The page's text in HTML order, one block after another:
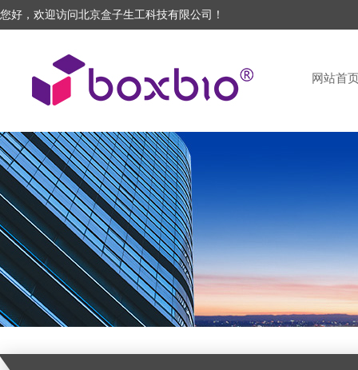
您好，欢迎访问北京盒子生工科技有限公司！
网站首